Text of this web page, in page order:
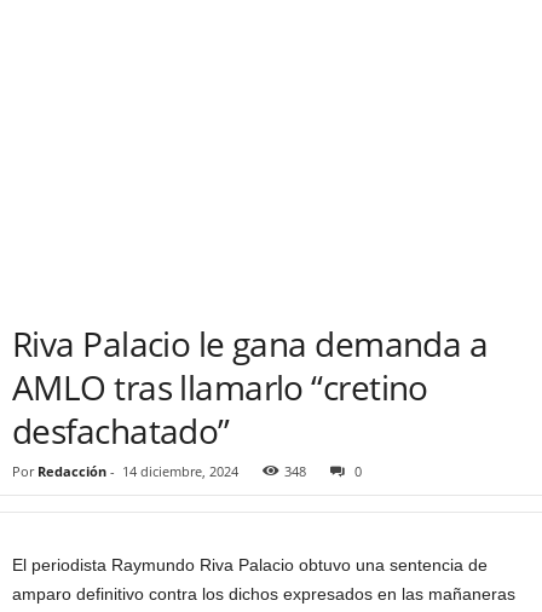
Riva Palacio le gana demanda a
AMLO tras llamarlo “cretino
desfachatado”
Por Redacción - 14 diciembre, 2024 348 0
El periodista Raymundo Riva Palacio obtuvo una sentencia de
amparo definitivo contra los dichos expresados en las mañaneras